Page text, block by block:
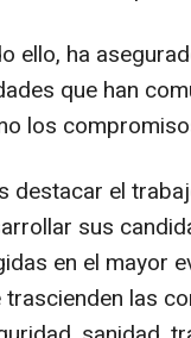
ello, ha
que han
los
destacar el
sus
en el mayor
trascienden las